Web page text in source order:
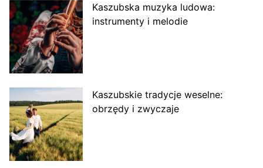
Kaszubska muzyka ludowa:
instrumenty i melodie
Kaszubskie tradycje weselne:
obrzędy i zwyczaje